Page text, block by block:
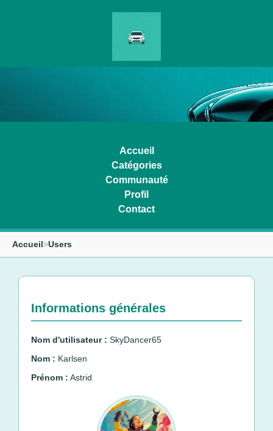
Accueil
Catégories
Communauté
Profil
Contact
Accueil>Users
Informations générales
Nom d'utilisateur : SkyDancer65
Nom : Karlsen
Prénom : Astrid